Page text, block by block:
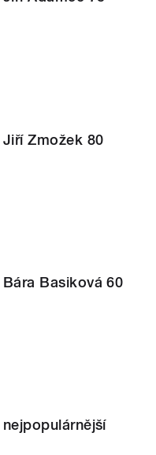
Zmožek 80
Basiková 60